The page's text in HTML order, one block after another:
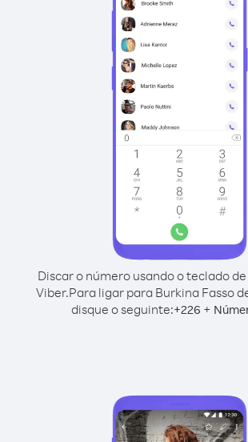
Discar o número usando o teclado
Viber.Para ligar para Burkina Fasso
disque o seguinte:+226 +